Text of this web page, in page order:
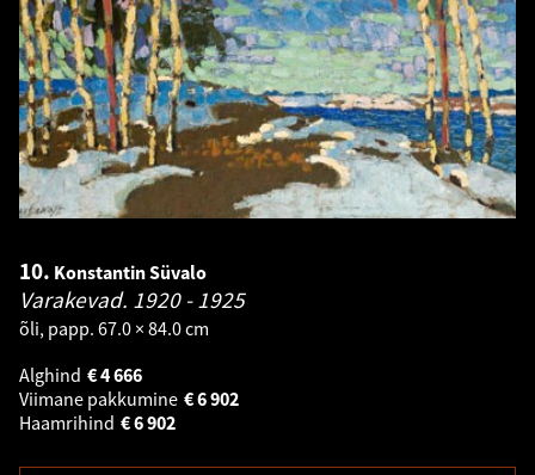
10. Konstantin Süvalo
Varakevad. 1920 - 1925
õli, papp. 67.0 × 84.0 cm
Alghind
4 666
€
Viimane pakkumine
6 902
€
Haamrihind
6 902
€